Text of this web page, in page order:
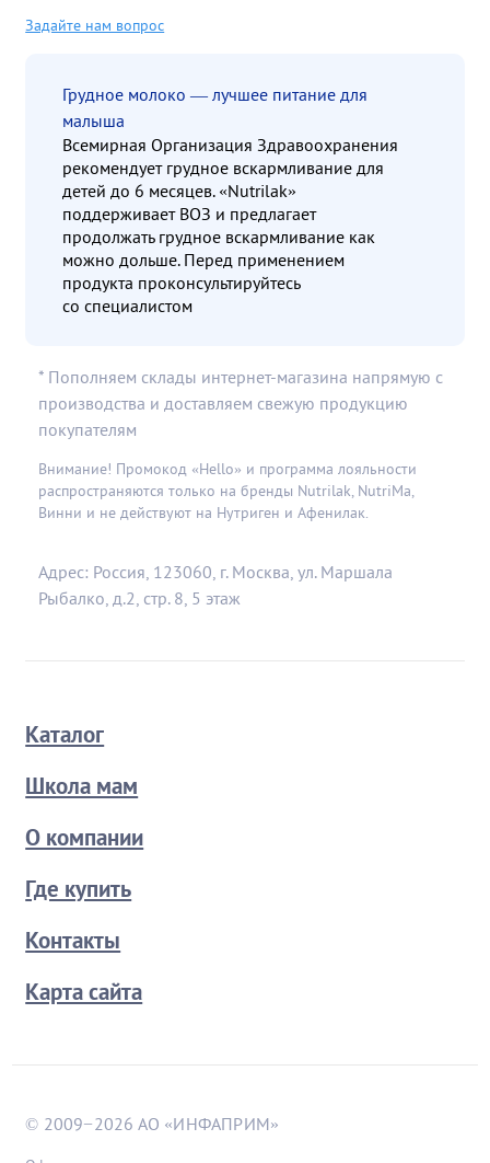
Задайте нам вопрос
Грудное молоко — лучшее питание для
малыша
Всемирная Организация Здравоохранения
рекомендует грудное вскармливание для
детей до 6 месяцев. «Nutrilak»
поддерживает ВОЗ и предлагает
продолжать грудное вскармливание как
можно дольше. Перед применением
продукта проконсультируйтесь
со специалистом
* Пополняем склады интернет-магазина напрямую с
производства и доставляем свежую продукцию
покупателям
Внимание! Промокод «Hello» и программа лояльности
распространяются только на бренды Nutrilak, NutriMa,
Винни и не действуют на Нутриген и Афенилак.
Адрес: Россия, 123060, г. Москва, ул. Маршала
Рыбалко, д.2, стр. 8, 5 этаж
Каталог
Школа мам
О компании
Где купить
Контакты
Карта сайта
© 2009−2026 АО «ИНФАПРИМ»